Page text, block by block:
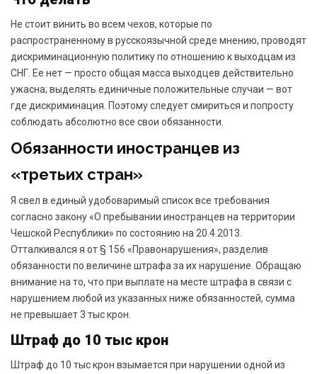
Не стоит винить во всем чехов, которые по
распространенному в русскоязычной среде мнению, проводят
дискриминационную политику по отношению к выходцам из
СНГ. Ее нет — просто общая масса выходцев действительно
ужасна; выделять единичные положительные случаи — вот
где дискриминация. Поэтому следует смириться и попросту
соблюдать абсолютно все свои обязанности.
Обязанности иностранцев из
«третьих стран»
Я свел в единый удобоваримый список все требования
согласно закону «О пребывании иностранцев на территории
Чешской Республики» по состоянию на 20.4.2013.
Отталкивался я от § 156 «Правонарушения», разделив
обязанности по величине штрафа за их нарушение. Обращаю
внимание на то, что при выплате на месте штрафа в связи с
нарушением любой из указанных ниже обязанностей, сумма
не превышает 3 тыс крон.
Штраф до 10 тыс крон
Штраф до 10 тыс крон взымается при нарушении одной из